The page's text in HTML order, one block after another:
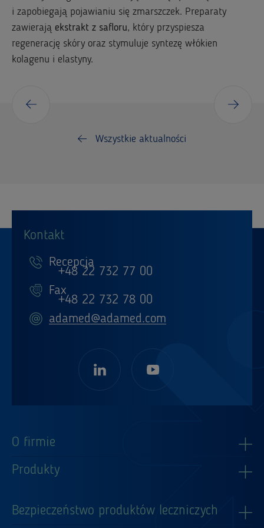
i zapobiegają pojawianiu się zmarszczek. Preparaty
zawierają ekstrakt z safloru, który przyspiesza
regenerację skóry oraz stymuluje syntezę włókien
kolagenu i elastyny.
Wszystkie aktualności
O firmie
Produkty
Bezpieczeństwo produktów leczniczych
Kontakt
Recepcja
+48 22 732 77 00
Fax
+48 22 732 78 00
adamed@adamed.com